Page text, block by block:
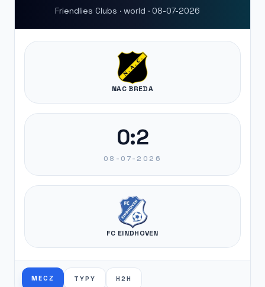
Friendlies Clubs · world · 08-07-2026
NAC BREDA
0:2
08-07-2026
FC EINDHOVEN
MECZ TYPY H2H